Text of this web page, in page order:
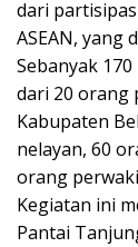
dari
ASEAN, yang
Sebanyak
dari 20 orang
Kabupaten
nelayan, 60
orang
Kegiatan ini
Pantai